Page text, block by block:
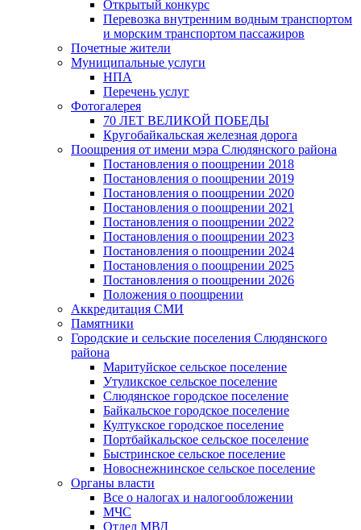
Открытый конкурс
Перевозка внутренним водным транспортом
и морским транспортом пассажиров
Почетные жители
Муниципальные услуги
НПА
Перечень услуг
Фотогалерея
70 ЛЕТ ВЕЛИКОЙ ПОБЕДЫ
Кругобайкальская железная дорога
Поощрения от имени мэра Слюдянского района
Постановления о поощрении 2018
Постановления о поощрении 2019
Постановления о поощрении 2020
Постановления о поощрении 2021
Постановления о поощрении 2022
Постановления о поощрении 2023
Постановления о поощрении 2024
Постановления о поощрении 2025
Постановления о поощрении 2026
Положения о поощрении
Аккредитация СМИ
Памятники
Городские и сельские поселения Слюдянского
района
Маритуйское сельское поселение
Утуликское сельское поселение
Слюдянское городское поселение
Байкальское городское поселение
Култукское городское поселение
Портбайкальское сельское поселение
Быстринское сельское поселение
Новоснежнинское сельское поселение
Органы власти
Все о налогах и налогообложении
МЧС
Отдел МВД